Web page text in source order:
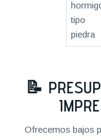
📝
Ofrecemos bajos